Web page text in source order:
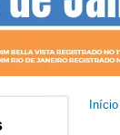
Início